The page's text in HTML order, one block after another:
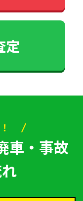
車・事故